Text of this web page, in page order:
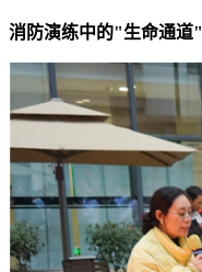
消防演练中的"生命通道"